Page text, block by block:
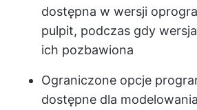
dostępna w wersji
pulpit, podczas gdy
ich pozbawiona
Ograniczone opcje
dostępne dla